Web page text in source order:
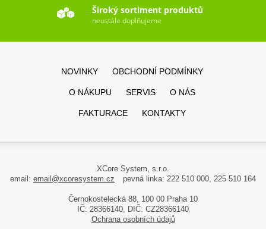
Široký sortiment produktů
neustále doplňujeme
NOVINKY OBCHODNÍ PODMÍNKY
O NÁKUPU SERVIS O NÁS
FAKTURACE KONTAKTY
XCore System, s.r.o.
email: email@xcoresystem.cz pevná linka: 222 510 000, 225 510 164
Černokostelecká 88, 100 00 Praha 10
IČ: 28366140, DIČ: CZ28366140
Ochrana osobních údajů